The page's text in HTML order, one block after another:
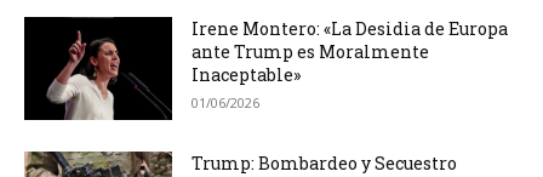
Irene Montero: «La Desidia de Europa
ante Trump es Moralmente
Inaceptable»
01/06/2026
Trump: Bombardeo y Secuestro